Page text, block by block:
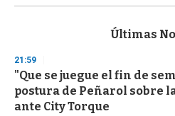
s
d
s
o
f
3
Últimas
21:59
"Que se juegue el fin de
postura de Peñarol sobre
ante City Torque